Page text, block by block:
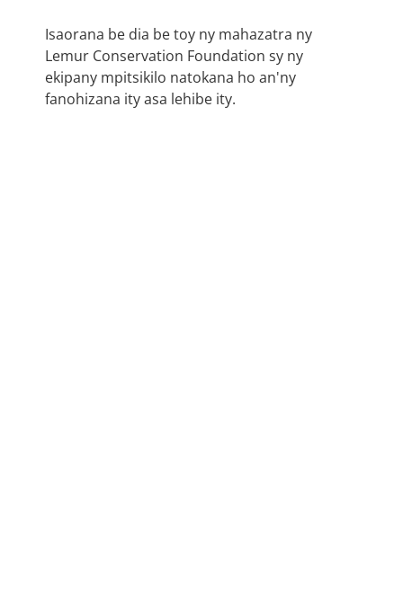
Isaorana be dia be toy ny mahazatra ny
Lemur Conservation Foundation sy ny
ekipany mpitsikilo natokana ho an'ny
fanohizana ity asa lehibe ity.